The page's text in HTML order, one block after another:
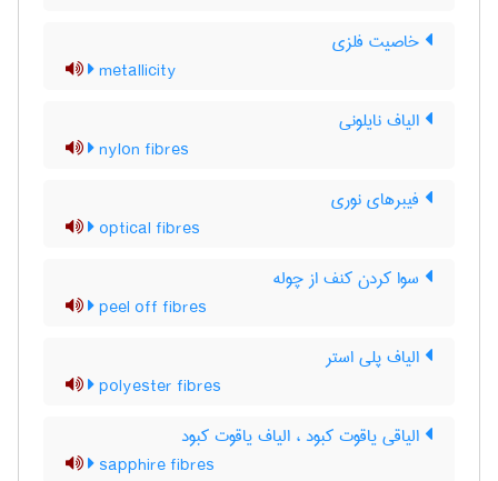
خاصیت فلزی
metallicity
الیاف نایلونی
nylon fibres
فیبرهای نوری
optical fibres
سوا کردن کنف از چوله
peel off fibres
الیاف پلی استر
polyester fibres
الیاقی یاقوت کبود ، الیاف یاقوت کبود
sapphire fibres